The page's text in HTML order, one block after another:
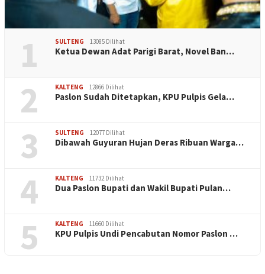
1 SULTENG 13085 Dilihat
Ketua Dewan Adat Parigi Barat, Novel Ban…
2 KALTENG 12866 Dilihat
Paslon Sudah Ditetapkan, KPU Pulpis Gela…
3 SULTENG 12077 Dilihat
Dibawah Guyuran Hujan Deras Ribuan Warga…
4 KALTENG 11732 Dilihat
Dua Paslon Bupati dan Wakil Bupati Pulan…
5 KALTENG 11660 Dilihat
KPU Pulpis Undi Pencabutan Nomor Paslon …